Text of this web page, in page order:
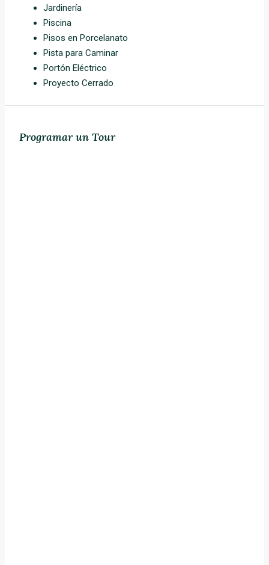
Jardinería
Piscina
Pisos en Porcelanato
Pista para Caminar
Portón Eléctrico
Proyecto Cerrado
Programar un Tour